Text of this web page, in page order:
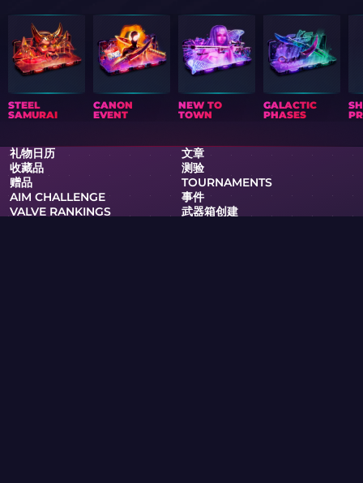
STEEL
SAMURAI
CANON
EVENT
NEW TO
TOWN
GALACTIC
PHASES
礼物日历
文章
收藏品
测验
赠品
TOURNAMENTS
AIM CHALLENGE
事件
VALVE RANKINGS
武器箱创建